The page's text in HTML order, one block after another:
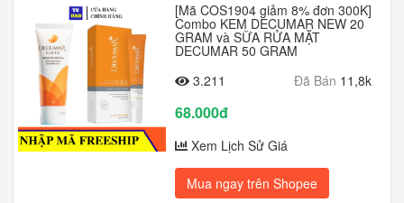
[Mã COS1904 giảm 8% đơn 300K]
Combo KEM DECUMAR NEW 20
GRAM và SỮA RỬA MẶT
DECUMAR 50 GRAM
3.211
Đã Bán 11,8k
68.000đ
Xem Lịch Sử Giá
Mua ngay trên Shopee